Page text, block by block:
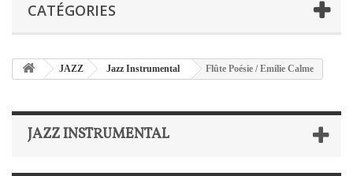
CATÉGORIES
JAZZ Jazz Instrumental Flûte Poésie / Emilie Calme
JAZZ INSTRUMENTAL